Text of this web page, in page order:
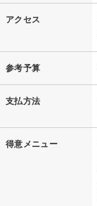
アクセス
参考予算
支払方法
得意メニュー